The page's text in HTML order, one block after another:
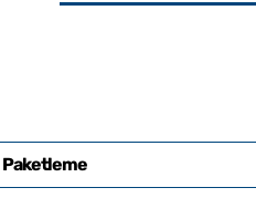
Paketleme